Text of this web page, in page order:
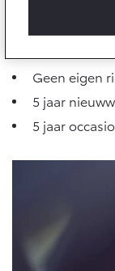
WATERSTOF-
Vanaf € 76.695,-
Jouw
Geen eigen
5 jaar
5 jaar